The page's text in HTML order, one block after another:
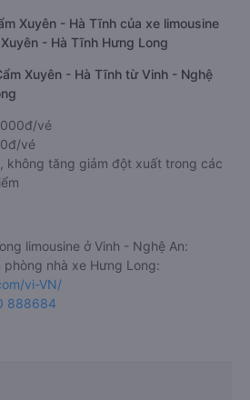
Xuyên - Hà Tĩnh của xe limousine
- Hà Tĩnh Hưng Long
Xuyên - Hà Tĩnh từ Vinh - Nghệ
vé
vé
không tăng giảm đột xuất trong các
limousine ở Vinh - Nghệ An:
phòng nhà xe Hưng Long:
vi-VN/
888684